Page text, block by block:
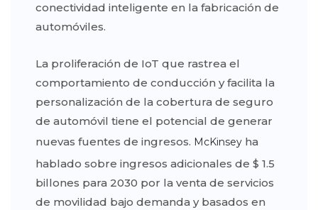
conectividad inteligente en la fabricación de
automóviles.
La proliferación de IoT que rastrea el
comportamiento de conducción y facilita la
personalización de la cobertura de seguro
de automóvil tiene el potencial de generar
nuevas fuentes de ingresos. McKinsey ha
hablado sobre ingresos adicionales de $ 1.5
billones para 2030 por la venta de servicios
de movilidad bajo demanda y basados ​​en